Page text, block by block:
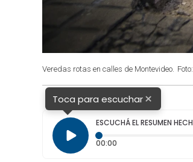
Veredas rotas en calles de Montevideo.
Toca para escuchar×
ESCUCHÁ EL RESUMEN
00:00